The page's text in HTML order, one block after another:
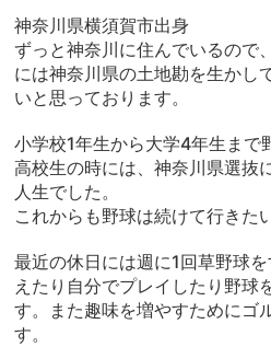
神奈川県横須賀市出身
ずっと神奈川に住んでいるので
には神奈川県の土地勘を生かし
いと思っております。
小学校1年生から大学4年生まで
高校生の時には、神奈川県選抜
人生でした。
これからも野球は続けて行きた
最近の休日には週に1回草野球
えたり自分でプレイしたり野球
す。また趣味を増やすためにゴ
す。